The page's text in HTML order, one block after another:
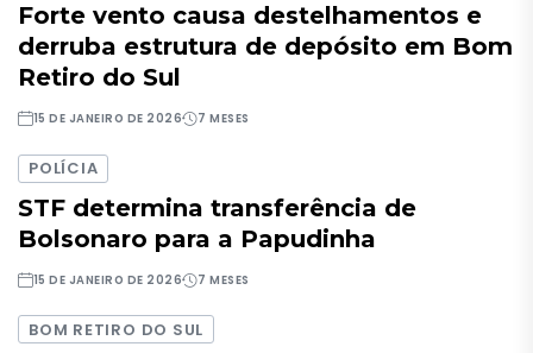
Forte vento causa destelhamentos e
derruba estrutura de depósito em Bom
Retiro do Sul
15 DE JANEIRO DE 2026 7 MESES
POLÍCIA
STF determina transferência de
Bolsonaro para a Papudinha
15 DE JANEIRO DE 2026 7 MESES
BOM RETIRO DO SUL